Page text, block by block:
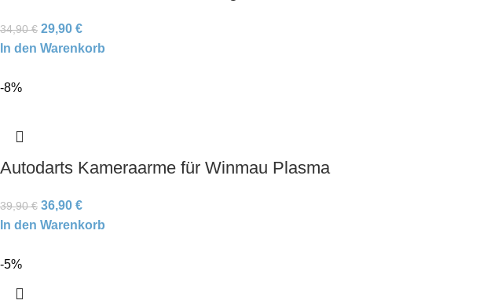
34,90€ 29,90 €
In den Warenkorb
-8%
Autodarts Kameraarme für Winmau Plasma
39,90€ 36,90 €
In den Warenkorb
-5%